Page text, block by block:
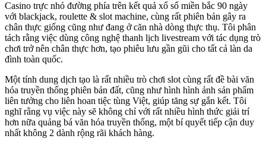
Casino trực nhỏ đường phía trên kết quả xổ số miền bắc 90 ngày
với blackjack, roulette & slot machine, cùng rất phiên bản gây ra
chân thực giống cũng như đang ở căn nhà dòng thực thụ. Tôi phân
tách rằng việc dùng công nghệ thanh lịch livestream với tác dụng trò
chơi trở nên chân thực hơn, tạo phiêu lưu gần gũi cho tất cả làn da
đình toàn quốc.
Một tính dung dịch tạo là rất nhiều trò chơi slot cùng rất đề bài văn
hóa truyền thống phiên bản đất, cũng như hình hình ảnh sản phẩm
liên tưởng cho liên hoan tiệc tùng Việt, giúp tăng sự gắn kết. Tôi
nghĩ rằng vụ việc này sẽ không chỉ với rất nhiều hình thức giải trí
hơn nữa quảng bá văn hóa truyền thống, một bí quyết tiếp cận duy
nhất không 2 dành rộng rãi khách hàng.